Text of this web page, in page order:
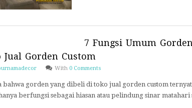
7 Fungsi Umum
Gorden Custom
With 0 Comments
bahwa gorden yang dibeli di toko jual gorden custom
berfungsi sebagai hiasan atau pelindung sinar